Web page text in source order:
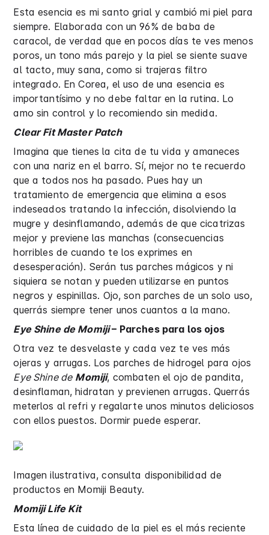
Esta esencia es mi santo grial y cambió mi piel para
siempre. Elaborada con un 96% de baba de
caracol, de verdad que en pocos días te ves menos
poros, un tono más parejo y la piel se siente suave
al tacto, muy sana, como si trajeras filtro
integrado. En Corea, el uso de una esencia es
importantísimo y no debe faltar en la rutina. Lo
amo sin control y lo recomiendo sin medida.
Clear Fit Master Patch
Imagina que tienes la cita de tu vida y amaneces
con una nariz en el barro. Sí, mejor no te recuerdo
que a todos nos ha pasado. Pues hay un
tratamiento de emergencia que elimina a esos
indeseados tratando la infección, disolviendo la
mugre y desinflamando, además de que cicatrizas
mejor y previene las manchas (consecuencias
horribles de cuando te los exprimes en
desesperación). Serán tus parches mágicos y ni
siquiera se notan y pueden utilizarse en puntos
negros y espinillas. Ojo, son parches de un solo uso,
querrás siempre tener unos cuantos a la mano.
Eye Shine de Momiji– Parches para los ojos
Otra vez te desvelaste y cada vez te ves más
ojeras y arrugas. Los parches de hidrogel para ojos
Eye Shine de Momiji, combaten el ojo de pandita,
desinflaman, hidratan y previenen arrugas. Querrás
meterlos al refri y regalarte unos minutos deliciosos
con ellos puestos. Dormir puede esperar.
Imagen ilustrativa, consulta disponibilidad de
productos en Momiji Beauty.
Momiji Life Kit
Esta línea de cuidado de la piel es el más reciente